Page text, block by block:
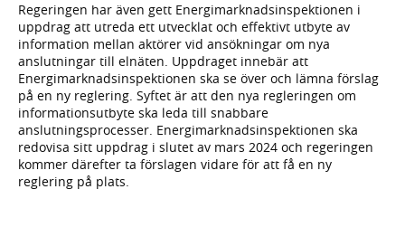
Regeringen har även gett Energimarknadsinspektionen i
uppdrag att utreda ett utvecklat och effektivt utbyte av
information mellan aktörer vid ansökningar om nya
anslutningar till elnäten. Uppdraget innebär att
Energimarknadsinspektionen ska se över och lämna förslag
på en ny reglering. Syftet är att den nya regleringen om
informationsutbyte ska leda till snabbare
anslutningsprocesser. Energimarknadsinspektionen ska
redovisa sitt uppdrag i slutet av mars 2024 och regeringen
kommer därefter ta förslagen vidare för att få en ny
reglering på plats.